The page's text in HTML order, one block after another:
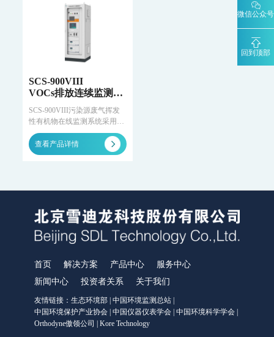
MODEL 2000-五参数水质在线自动监测仪
MODEL 9001-叶绿素a水质在线自动监测仪
MODEL 9002-藻密度水质在线自动监测仪
污染源水质监测系统
WWMS-900-污染源水质在线监测系统
MODEL 9810-化学需氧量（CODcr）水质在线自动监测仪
MODEL 9820-氨氮水质在线自动监测仪
MODEL 9840-总磷水质在线自动监测仪
MODEL 9850-总氮水质在线自动监测仪
MODEL 2000-pH-水质在线自动监测仪
智慧监测监管平台
大气污染防治决策支持平台
城市环境应急指挥管理平台
智能环境综合监控平台
园区安全环保应急一体化监管平台
碳监测碳计量
微信公众号
回到顶部
ORTHODYNE色谱分析仪
ORTHODYNE气体分析仪
分析小屋
便携式分析仪
SCS-900VIII
VOCs排放连续监测系
SCS-900VIII污染源废气挥发
性有机物在线监测系统采用全
程高温抽取式采样方法结合色
谱分析技术，自动监测污染源
废气中的非甲烷总烃、特征
年在工业过程及环境监测领域
的行业经验，根据不同工艺条
件进行灵活配置，满足用户的
需求，系统性价比高、稳定可
查看产品详情
首页 解决方案 产品中心
服务中心
新闻中心
投资者关系 关于我们
友情链接： 生态环境部 中国环境监测总站
中国环境保护产业协会 中国仪器仪表学会 中国环境科学学会
Orthodyne傲领公司
Kore Technology